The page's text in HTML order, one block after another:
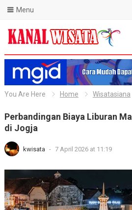
Blog Kanal Wisata
Menu
You Are Here Home Wisatasiana
Perbandingan Biaya Liburan
di Jogja
kwisata - 7 April 2026 at 11:19